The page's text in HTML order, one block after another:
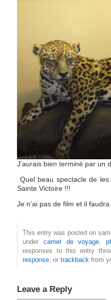
J’aurais bien terminé par un
Quel beau spectacle de
Sainte Victoire !!!
Je n’ai pas de film et il
This entry was posted on
under carnet de voyage ,
responses to this entry
response , or trackback from
Leave a Reply